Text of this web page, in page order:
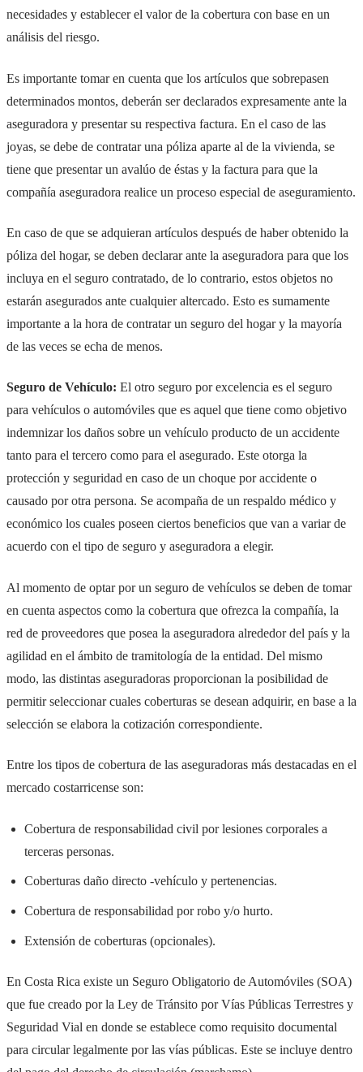
necesidades y establecer el valor de la cobertura con base en un
análisis del riesgo.
Es importante tomar en cuenta que los artículos que sobrepasen
determinados montos, deberán ser declarados expresamente ante la
aseguradora y presentar su respectiva factura. En el caso de las
joyas, se debe de contratar una póliza aparte al de la vivienda, se
tiene que presentar un avalúo de éstas y la factura para que la
compañía aseguradora realice un proceso especial de aseguramiento.
En caso de que se adquieran artículos después de haber obtenido la
póliza del hogar, se deben declarar ante la aseguradora para que los
incluya en el seguro contratado, de lo contrario, estos objetos no
estarán asegurados ante cualquier altercado. Esto es sumamente
importante a la hora de contratar un seguro del hogar y la mayoría
de las veces se echa de menos.
Seguro de Vehículo: El otro seguro por excelencia es el seguro
para vehículos o automóviles que es aquel que tiene como objetivo
indemnizar los daños sobre un vehículo producto de un accidente
tanto para el tercero como para el asegurado. Este otorga la
protección y seguridad en caso de un choque por accidente o
causado por otra persona. Se acompaña de un respaldo médico y
económico los cuales poseen ciertos beneficios que van a variar de
acuerdo con el tipo de seguro y aseguradora a elegir.
Al momento de optar por un seguro de vehículos se deben de tomar
en cuenta aspectos como la cobertura que ofrezca la compañía, la
red de proveedores que posea la aseguradora alrededor del país y la
agilidad en el ámbito de tramitología de la entidad. Del mismo
modo, las distintas aseguradoras proporcionan la posibilidad de
permitir seleccionar cuales coberturas se desean adquirir, en base a la
selección se elabora la cotización correspondiente.
Entre los tipos de cobertura de las aseguradoras más destacadas en el
mercado costarricense son:
Cobertura de responsabilidad civil por lesiones corporales a
terceras personas.
Coberturas daño directo -vehículo y pertenencias.
Cobertura de responsabilidad por robo y/o hurto.
Extensión de coberturas (opcionales).
En Costa Rica existe un Seguro Obligatorio de Automóviles (SOA)
que fue creado por la Ley de Tránsito por Vías Públicas Terrestres y
Seguridad Vial en donde se establece como requisito documental
para circular legalmente por las vías públicas. Este se incluye dentro